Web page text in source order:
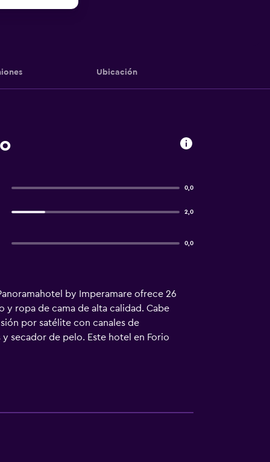
Ubicación
0,0
2,0
0,0
by Imperamare ofrece 26
y ropa de cama de alta calidad. Cabe
por satélite con canales de
secador de pelo. Este hotel en Forio